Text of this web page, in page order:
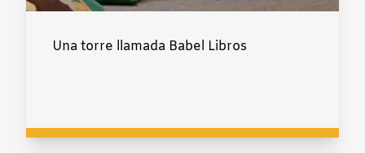
Una torre llamada Babel Libros